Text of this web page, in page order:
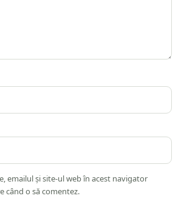
emailul și site-ul web în acest navigator
când o să comentez.